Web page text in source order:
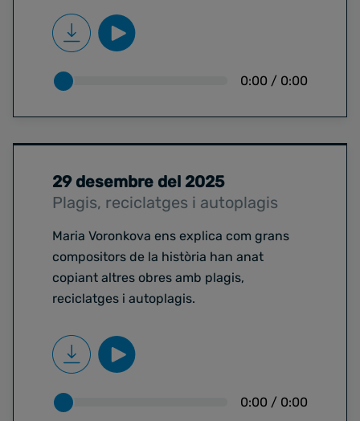
0:00 / 0:00
29 desembre del 2025
Plagis, reciclatges i autoplagis
Maria Voronkova ens explica com grans
compositors de la història han anat
copiant altres obres amb plagis,
reciclatges i autoplagis.
0:00 / 0:00